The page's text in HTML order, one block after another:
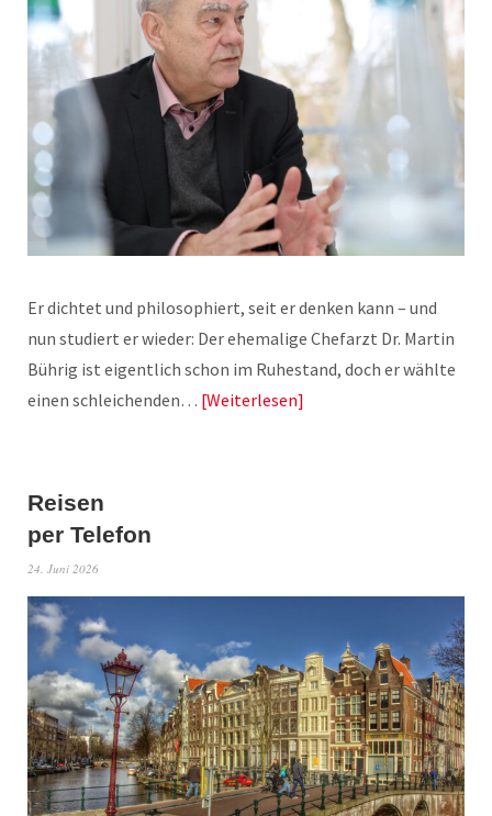
Er dichtet und philosophiert, seit er denken kann – und
nun studiert er wieder: Der ehemalige Chefarzt Dr. Martin
Bührig ist eigentlich schon im Ruhestand, doch er wählte
einen schleichenden… Weiterlesen
Reisen
per Telefon
24. Juni 2026